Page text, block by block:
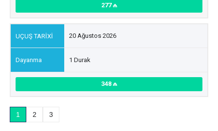
277
20 Ağustos 2026
1 Durak
348
1 2 3